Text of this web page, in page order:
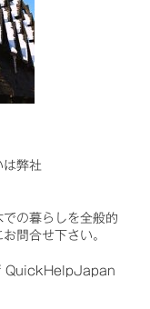
は弊社
の暮らしを全般的
問合せ下さい。
QuickHelpJapan